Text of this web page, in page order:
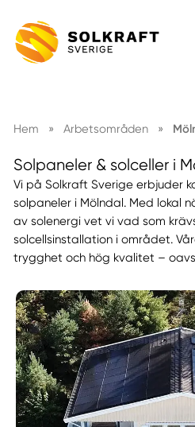
Hem » Arbetsområden »
Solpaneler & solceller i
Vi på Solkraft Sverige erbjuder
solpaneler i Mölndal. Med lokal
av solenergi vet vi vad som
solcellsinstallation i området.
trygghet och hög kvalitet –